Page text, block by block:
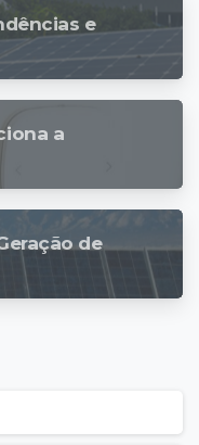
e
a
de